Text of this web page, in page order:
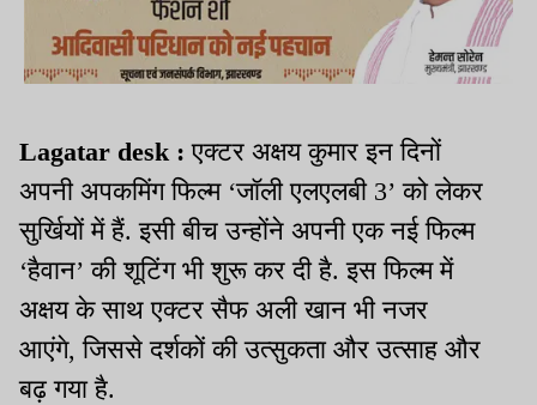
Lagatar desk :एक्टर अक्षय कुमार इन दिनों
अपनी अपकमिंग फिल्म ‘जॉली एलएलबी 3’ को लेकर
सुर्खियों में हैं. इसी बीच उन्होंने अपनी एक नई फिल्म
‘हैवान’ की शूटिंग भी शुरू कर दी है. इस फिल्म में
अक्षय के साथ एक्टर सैफ अली खान भी नजर
आएंगे, जिससे दर्शकों की उत्सुकता और उत्साह और
बढ़ गया है.